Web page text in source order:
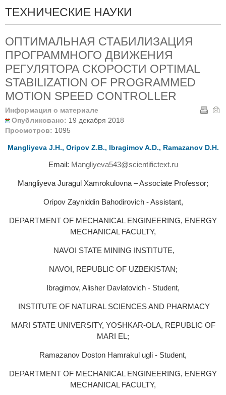
ТЕХНИЧЕСКИЕ НАУКИ
ОПТИМАЛЬНАЯ СТАБИЛИЗАЦИЯ
ПРОГРАММНОГО ДВИЖЕНИЯ
РЕГУЛЯТОРА СКОРОСТИ OPTIMAL
STABILIZATION OF PROGRAMMED
MOTION SPEED CONTROLLER
Информация о материале
Опубликовано: 19 декабря 2018
Просмотров: 1095
Mangliyeva J.Н., Oripov Z.В., Ibragimov A.D., Ramazanov D.Н.
Email: Mangliyeva543@scientifictext.ru
Mangliyeva Juragul Xamrokulovna – Associate Professor;
Oripov Zayniddin Bahodirovich - Assistant,
DEPARTMENT OF MECHANICAL ENGINEERING, ENERGY
MECHANICAL FACULTY,
NAVOI STATE MINING INSTITUTE,
NAVOI, REPUBLIC OF UZBEKISTAN;
Ibragimov, Alisher Davlatovich - Student,
INSTITUTE OF NATURAL SCIENCES AND PHARMACY
MARI STATE UNIVERSITY, YOSHKAR-OLA, REPUBLIC OF
MARI EL;
Ramazanov Doston Hamrakul ugli - Student,
DEPARTMENT OF MECHANICAL ENGINEERING, ENERGY
MECHANICAL FACULTY,